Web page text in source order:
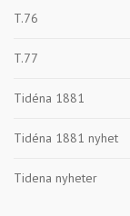
T.76
T.77
Tidéna 1881
Tidéna 1881 nyhet
Tidena nyheter